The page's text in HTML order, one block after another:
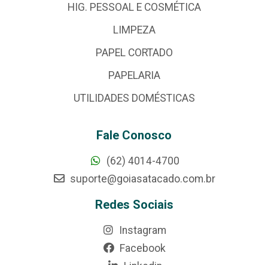
HIG. PESSOAL E COSMÉTICA
LIMPEZA
PAPEL CORTADO
PAPELARIA
UTILIDADES DOMÉSTICAS
Fale Conosco
(62) 4014-4700
suporte@goiasatacado.com.br
Redes Sociais
Instagram
Facebook